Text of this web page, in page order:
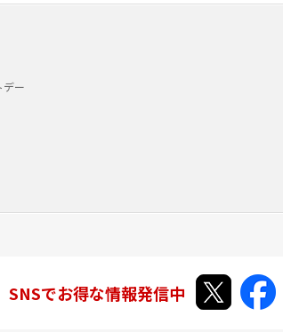
デー
SNSでお得な情報発信中